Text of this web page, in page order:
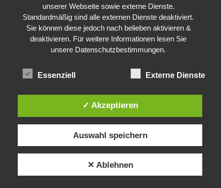
unserer Webseite sowie externe Dienste.
Standardmäßig sind alle externen Dienste deaktiviert.
Sie können diese jedoch nach belieben aktivieren &
deaktivieren. Für weitere Informationen lesen Sie
unsere Datenschutzbestimmungen.
Essenziell Externe Dienste
✓ Akzeptieren
Auswahl speichern
✕ Ablehnen